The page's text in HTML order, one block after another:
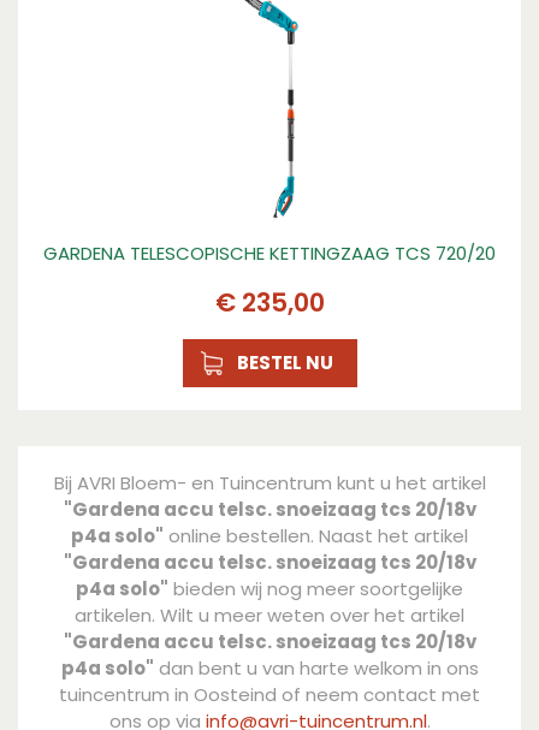
GARDENA TELESCOPISCHE KETTINGZAAG TCS 720/20
€ 235,00
BESTEL NU
Bij AVRI Bloem- en Tuincentrum kunt u het artikel
"Gardena accu telsc. snoeizaag tcs 20/18v
p4a solo" online bestellen. Naast het artikel
"Gardena accu telsc. snoeizaag tcs 20/18v
p4a solo" bieden wij nog meer soortgelijke
artikelen. Wilt u meer weten over het artikel
"Gardena accu telsc. snoeizaag tcs 20/18v
p4a solo" dan bent u van harte welkom in ons
tuincentrum in Oosteind of neem contact met
ons op via info@avri-tuincentrum.nl.